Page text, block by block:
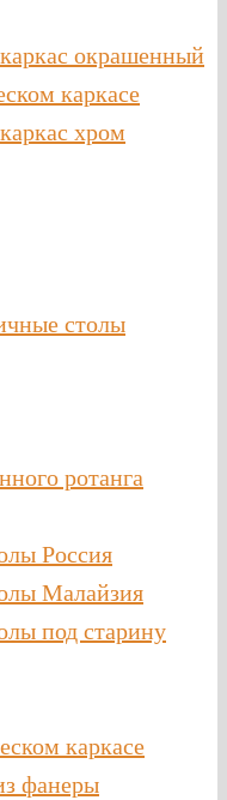
окрашенный
каркасе
хром
столы
ротанга
Россия
Малайзия
под старину
каркасе
фанеры